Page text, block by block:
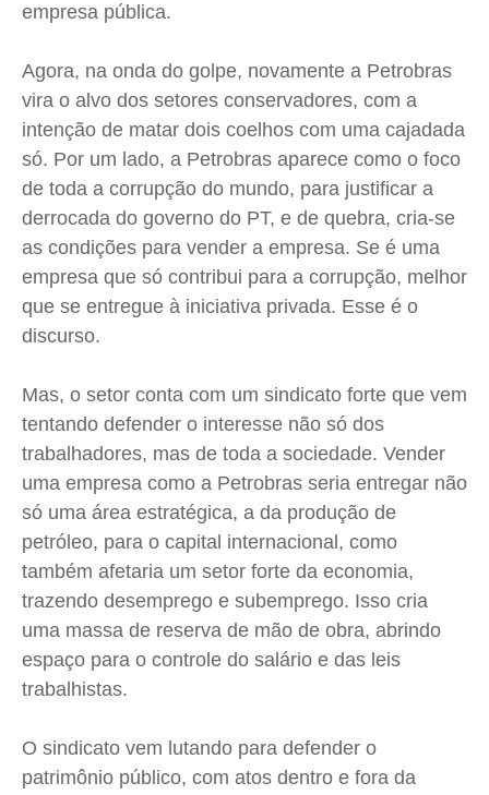
Quem Somos
Contato
Anuncie
Termos de Uso
Privacidade
Quem Somos
Contato
Anuncie
Termos de Uso
Privacidade
Quem Somos
Contato
Anuncie
Termos de Uso
Privacidade
Quem Somos
Contato
Anuncie
Termos de Uso
Privacidade
empresa pública.
Agora, na onda do golpe, novamente a Petrobras
vira o alvo dos setores conservadores, com a
intenção de matar dois coelhos com uma cajadada
só. Por um lado, a Petrobras aparece como o foco
de toda a corrupção do mundo, para justificar a
derrocada do governo do PT, e de quebra, cria-se
as condições para vender a empresa. Se é uma
empresa que só contribui para a corrupção, melhor
que se entregue à iniciativa privada. Esse é o
discurso.
Mas, o setor conta com um sindicato forte que vem
tentando defender o interesse não só dos
trabalhadores, mas de toda a sociedade. Vender
uma empresa como a Petrobras seria entregar não
só uma área estratégica, a da produção de
petróleo, para o capital internacional, como
também afetaria um setor forte da economia,
trazendo desemprego e subemprego. Isso cria
uma massa de reserva de mão de obra, abrindo
espaço para o controle do salário e das leis
trabalhistas.
O sindicato vem lutando para defender o
patrimônio público, com atos dentro e fora da